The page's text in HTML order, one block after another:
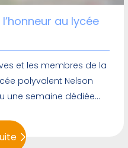
au lycée
et les membres de la
polyvalent Nelson
une semaine dédiée